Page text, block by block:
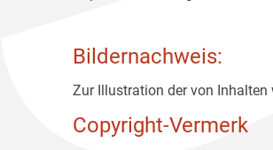
Bildernachweis:
Zur Illustration der von Inhalten
Copyright-Vermerk